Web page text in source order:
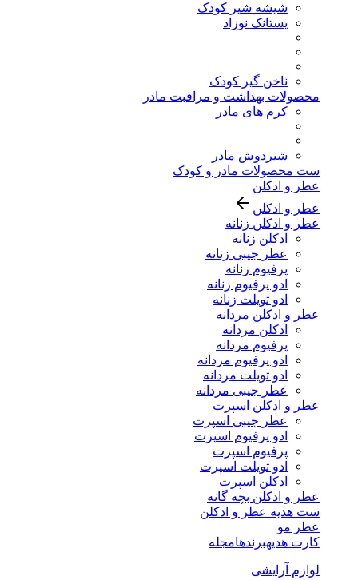
شیشه شیر کودک
پستانک نوزاد
ناخن گیر کودک
محصولات بهداشت و مراقبت مادر
کرم های مادر
شیردوش مادر
ست محصولات مادر و کودک
عطر و ادکلن
عطر و ادکلن
عطر و ادکلن زنانه
ادکلن زنانه
عطر جیبی زنانه
پرفیوم زنانه
ادو پرفیوم زنانه
ادو تویلت زنانه
عطر و ادکلن مردانه
ادکلن مردانه
پرفیوم مردانه
ادو پرفیوم مردانه
ادو تویلت مردانه
عطر جیبی مردانه
عطر و ادکلن اسپرت
عطر جیبی اسپرت
ادو پرفیوم اسپرت
پرفیوم اسپرت
ادو تویلت اسپرت
ادکلن اسپرت
عطر و ادکلن بچه گانه
ست هدیه عطر و ادکلن
عطر مو
کارت هدیهبرندهامجله
لوازم آرایشی